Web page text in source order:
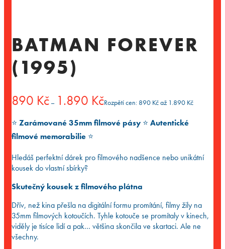
BATMAN FOREVER
(1995)
890 Kč – 1.890 KčRozpětí cen: 890 Kč až 1.890 Kč
⭐️ Zarámované 35mm filmové pásy ⭐️ Autentické
filmové memorabilie ⭐️
Hledáš perfektní dárek pro filmového nadšence nebo unikátní
kousek do vlastní sbírky?
Skutečný kousek z filmového plátna
Dřív, než kina přešla na digitální formu promítání, filmy žily na
35mm filmových kotoučích. Tyhle kotouče se promítaly v kinech,
viděly je tisíce lidí a pak… většina skončila ve skartaci. Ale ne
všechny.